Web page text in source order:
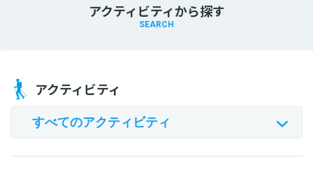
アクティビティから探す
SEARCH
アクティビティ